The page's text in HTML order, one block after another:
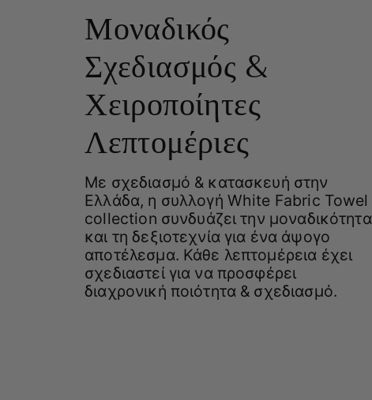
Μοναδικός
Σχεδιασμός &
Χειροποίητες
Λεπτομέριες
Με σχεδιασμό & κατασκευή στην
Ελλάδα, η συλλογή White Fabric Towel
collection συνδυάζει την μοναδικότητα
και τη δεξιοτεχνία για ένα άψογο
αποτέλεσμα. Κάθε λεπτομέρεια έχει
σχεδιαστεί για να προσφέρει
διαχρονική ποιότητα & σχεδιασμό.